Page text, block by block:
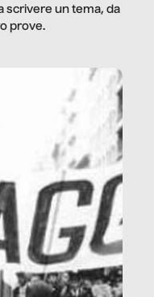
scrivere un tema, da
prove.